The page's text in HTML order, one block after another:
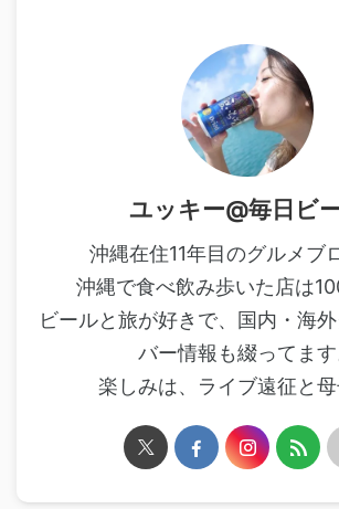
ユッキー@毎日ビ
沖縄在住11年目のグルメブ
沖縄で食べ飲み歩いた店は
ビールと旅が好きで、国内・海
バー情報も綴ってます
楽しみは、ライブ遠征と母